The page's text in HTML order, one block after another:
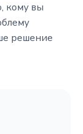
кому вы
решение